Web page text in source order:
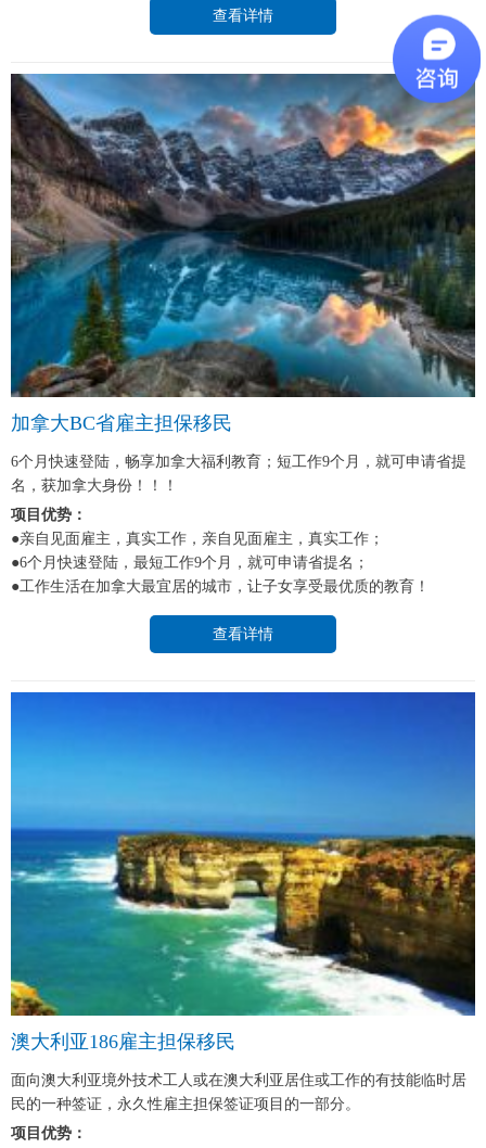
查看详情
加拿大BC省雇主担保移民
6个月快速登陆，畅享加拿大福利教育；短工作9个月，就可申请省提
名，获加拿大身份！！！
项目优势：
●亲自见面雇主，真实工作，亲自见面雇主，真实工作；
●6个月快速登陆，最短工作9个月，就可申请省提名；
●工作生活在加拿大最宜居的城市，让子女享受最优质的教育！
查看详情
澳大利亚186雇主担保移民
面向澳大利亚境外技术工人或在澳大利亚居住或工作的有技能临时居
民的一种签证，永久性雇主担保签证项目的一部分。
项目优势：